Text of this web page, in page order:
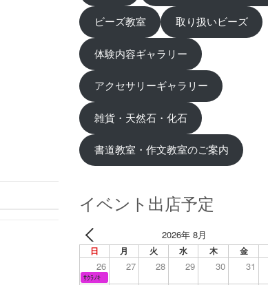
ビーズ教室 取り扱いビーズ
体験内容ギャラリー
アクセサリーギャラリー
雑貨・天然石・化石
書道教室・作文教室のご案内
イベント出店予定
2026年 8月
日 月 火 水 木 金
26 27 28 29 30 31
ｻｸﾗﾉｷ